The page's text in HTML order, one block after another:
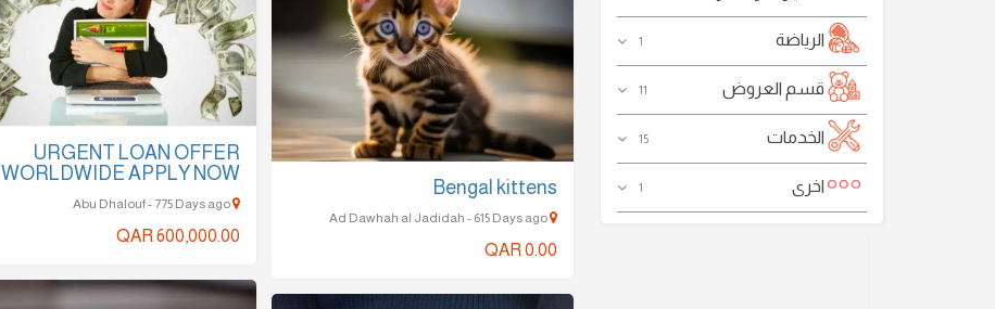
الرياضة 1
قسم العروض 11
الخدمات 15
اخرى 1
Bengal kittens
Ad Dawhah al Jadidah - 615 Days ago
QAR 0.00
URGENT LOAN OFFER
WORLDWIDE APPLY NOW
Abu Dhalouf - 775 Days ago
QAR 600,000.00